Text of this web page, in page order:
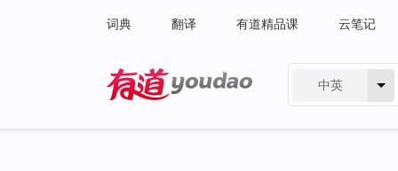
词典 翻译 有道精品课 云笔记
中英